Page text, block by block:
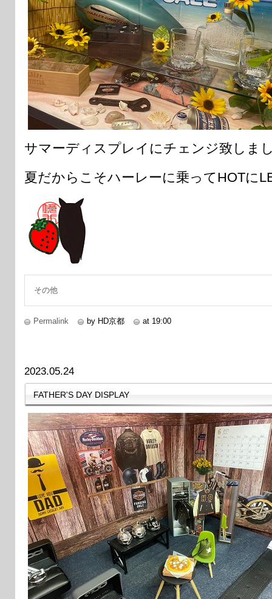
サマーディスプレイにチェンジ致しま
夏だからこそハーレーに乗ってHOTに
その他
Permalink by HD京都 at 19:00
2023.05.24
FATHER'S DAY DISPLAY